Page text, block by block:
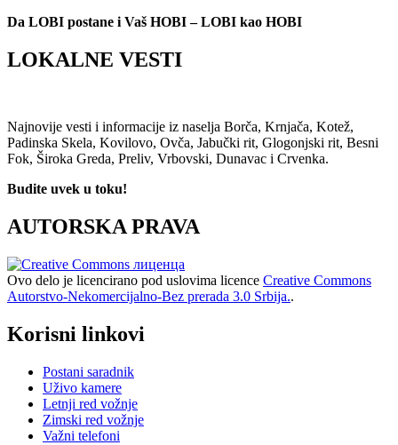
Da LOBI postane i Vaš HOBI – LOBI kao HOBI
LOKALNE VESTI
Najnovije vesti i informacije iz naselja Borča, Krnjača, Kotež,
Padinska Skela, Kovilovo, Ovča, Jabučki rit, Glogonjski rit, Besni
Fok, Široka Greda, Preliv, Vrbovski, Dunavac i Crvenka.
Budite uvek u toku!
AUTORSKA PRAVA
Ovo delo je licencirano pod uslovima licence Creative Commons
Autorstvo-Nekomercijalno-Bez prerada 3.0 Srbija..
Korisni linkovi
Postani saradnik
Uživo kamere
Letnji red vožnje
Zimski red vožnje
Važni telefoni